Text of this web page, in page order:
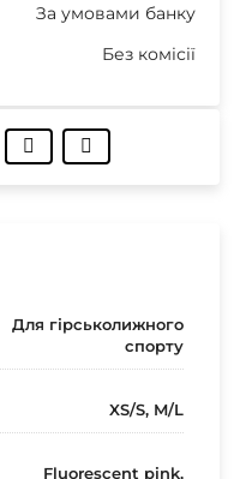
За умовами банку
Без комісії
Для гірськолижного
спорту
XS/S, M/L
Fluorescent pink,